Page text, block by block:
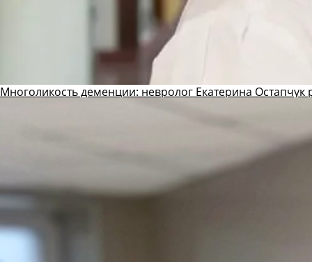
Многоликость деменции: невролог Екатерина Остапчук